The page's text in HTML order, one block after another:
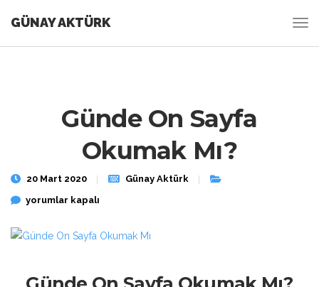
GÜNAY AKTÜRK
Günde On Sayfa
Okumak Mı?
20 Mart 2020
Günay Aktürk
Günde On Sayfa Okumak Mı? için
yorumlar kapalı